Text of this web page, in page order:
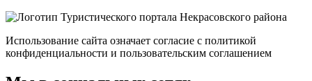
Использование сайта означает согласие с политикой
конфиденциальности и пользовательским соглашением